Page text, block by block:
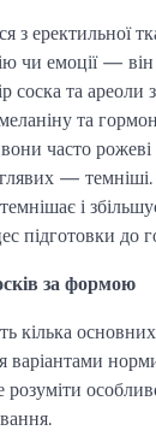
з еректильної
чи емоції —
соска та ареоли
та
часто рожеві
— темніші.
і
підготовки до
за формою
кілька основних